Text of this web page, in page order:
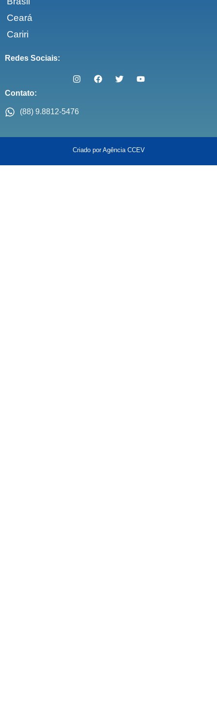
Ceará
Cariri
Redes Sociais:
Contato:
(88) 9.8812-5476
Criado por Agência CCEV